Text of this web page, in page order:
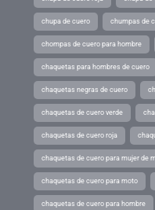
chupa de cuero chumpas de
chompas de cuero para hombre
chaquetas para hombres de cuero
chaquetas negras de cuero
chaquetas de cuero verde
chaquetas de cuero roja
chaquetas de cuero para mujer de
chaquetas de cuero para moto
chaquetas de cuero para hombre